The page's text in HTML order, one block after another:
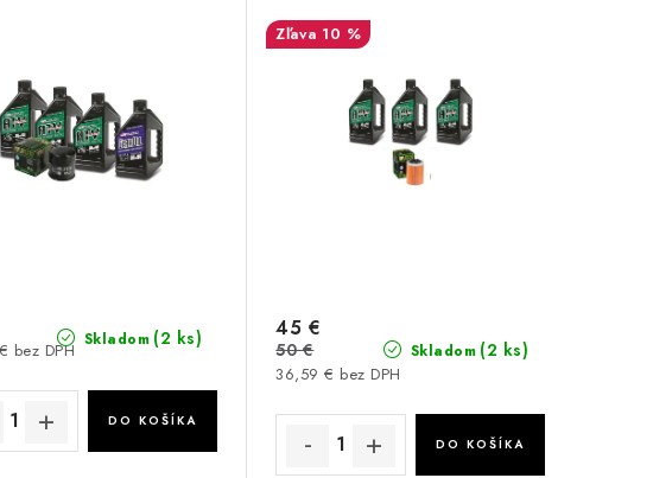
Skladom (2 ks)
bez DPH
DO KOŠÍKA
10 %
Skladom (2 ks)
36,59 € bez DPH
45 €
50 €
DO KOŠÍKA